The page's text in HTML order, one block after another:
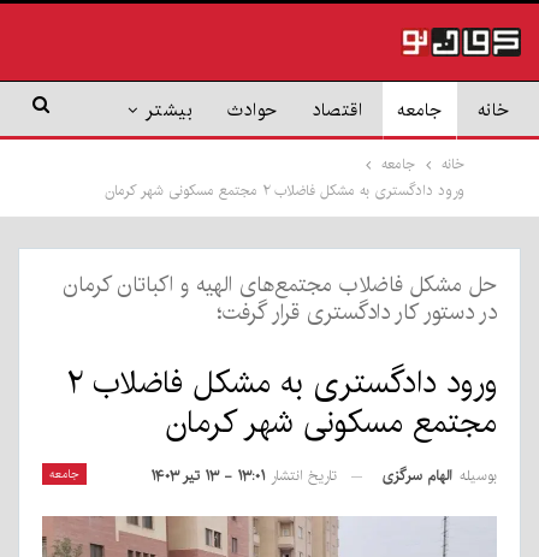
خانه جامعه اقتصاد حوادث بیشتر
خانه
جامعه
ورود دادگستری به مشکل فاضلاب ۲ مجتمع مسکونی شهر کرمان
حل مشکل فاضلاب مجتمع‌های الهیه و اکباتان کرمان
در دستور کار دادگستری قرار گرفت؛
ورود دادگستری به مشکل فاضلاب ۲
مجتمع مسکونی شهر کرمان
جامعه بوسیله الهام سرگزی تاریخ انتشار ۱۳:۰۱ - ۱۳ تیر ۱۴۰۳